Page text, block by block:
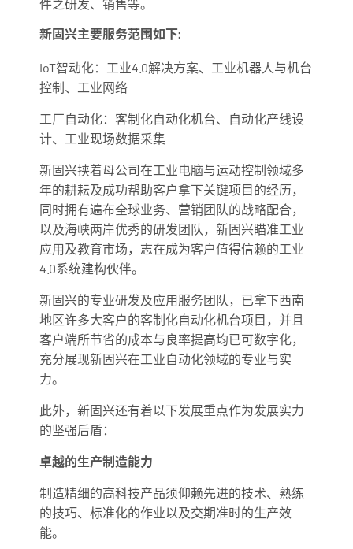
件之研发、销售等。
新固兴主要服务范围如下:
IoT智动化：工业4.0解决方案、工业机器人与机台
控制、工业网络
工厂自动化：客制化自动化机台、自动化产线设
计、工业现场数据采集
新固兴挟着母公司在工业电脑与运动控制领域多
年的耕耘及成功帮助客户拿下关键项目的经历，
同时拥有遍布全球业务、营销团队的战略配合，
以及海峡两岸优秀的研发团队，新固兴瞄准工业
应用及教育市场，志在成为客户值得信赖的工业
4.0系统建构伙伴。
新固兴的专业研发及应用服务团队，已拿下西南
地区许多大客户的客制化自动化机台项目，并且
客户端所节省的成本与良率提高均已可数字化，
充分展现新固兴在工业自动化领域的专业与实
力。
此外，新固兴还有着以下发展重点作为发展实力
的坚强后盾：
卓越的生产制造能力
制造精细的高科技产品须仰赖先进的技术、熟练
的技巧、标准化的作业以及交期准时的生产效
能。